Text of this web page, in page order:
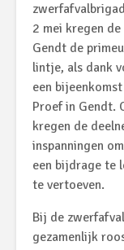
2 mei kregen
Gendt de
lintje, als dank
een
Proef in Gendt.
kregen de
inspanningen
een bijdrage te
te vertoeven.
Bij de
gezamenlijk